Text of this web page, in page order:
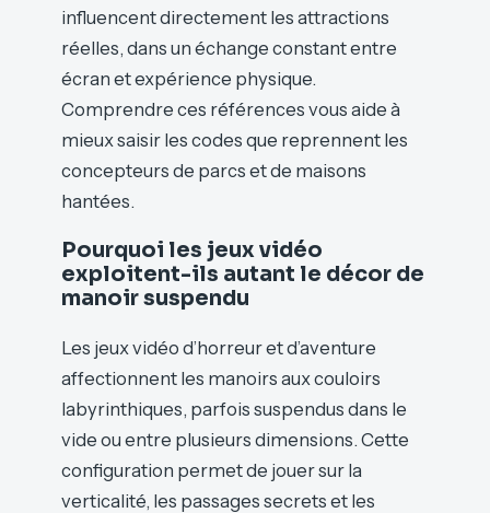
influencent directement les attractions
réelles, dans un échange constant entre
écran et expérience physique.
Comprendre ces références vous aide à
mieux saisir les codes que reprennent les
concepteurs de parcs et de maisons
hantées.
Pourquoi les jeux vidéo
exploitent-ils autant le décor de
manoir suspendu
Les jeux vidéo d’horreur et d’aventure
affectionnent les manoirs aux couloirs
labyrinthiques, parfois suspendus dans le
vide ou entre plusieurs dimensions. Cette
configuration permet de jouer sur la
verticalité, les passages secrets et les